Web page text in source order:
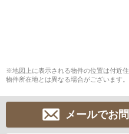
※地図上に表示される物件の位置は付近
物件所在地とは異なる場合がございます。
メールでお